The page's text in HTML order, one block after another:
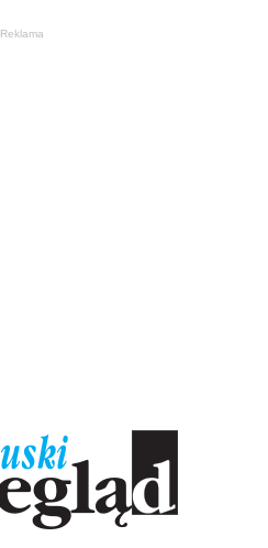
Reklama